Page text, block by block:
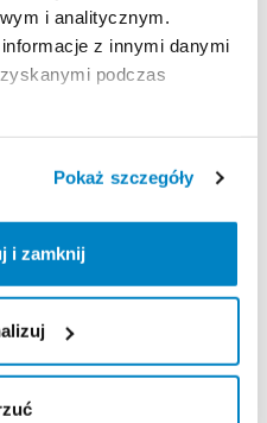
i analitycznym.
z innymi danymi
podczas
Pokaż szczegóły
i zamknij